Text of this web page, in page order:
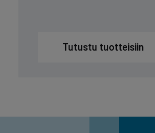
Tutustu tuotteisiin